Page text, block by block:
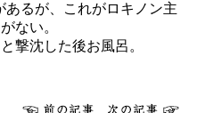
るが、これがロキノン主
ない。
撃沈した後お風呂。